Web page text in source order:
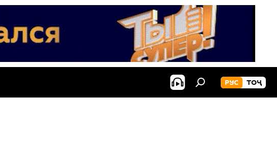
РУС ТОҶ